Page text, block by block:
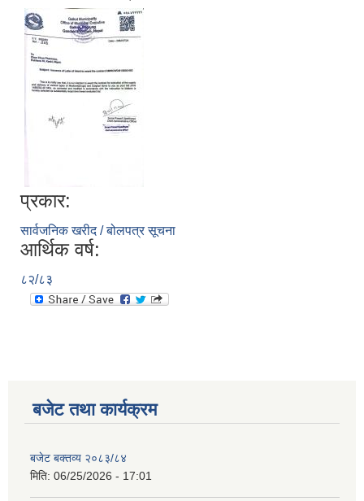
प्रकार:
सार्वजनिक खरीद / बोलपत्र सूचना
आर्थिक वर्ष:
८२/८३
बजेट तथा कार्यक्रम
बजेट बक्तव्य २०८३/८४
मिति: 06/25/2026 - 17:01